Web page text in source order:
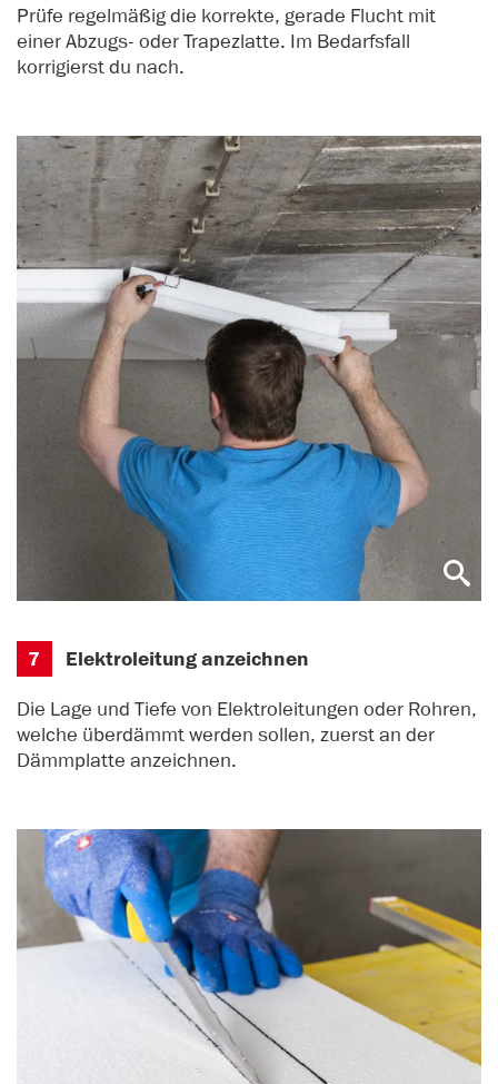
Prüfe regelmäßig die korrekte, gerade Flucht mit
einer Abzugs- oder Trapezlatte. Im Bedarfsfall
korrigierst du nach.
7 Elektroleitung anzeichnen
Die Lage und Tiefe von Elektroleitungen oder Rohren,
welche überdämmt werden sollen, zuerst an der
Dämmplatte anzeichnen.